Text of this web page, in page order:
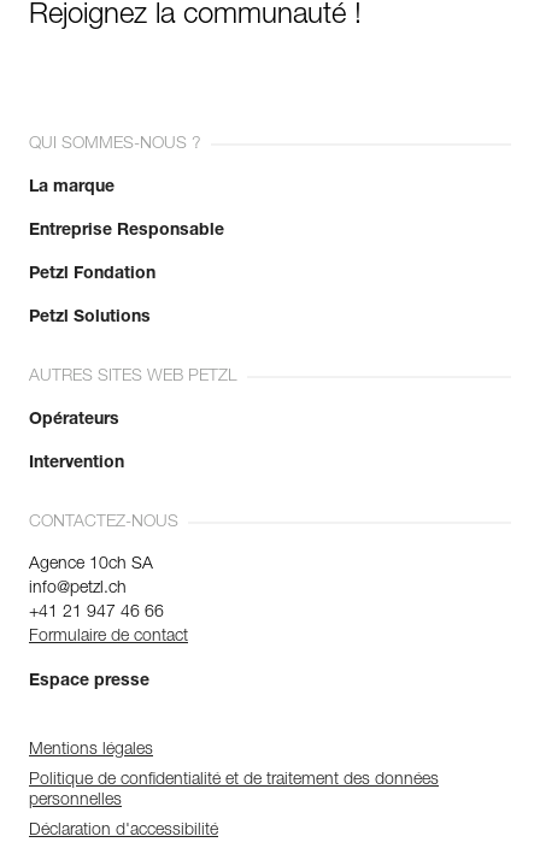
Rejoignez la communauté !
QUI SOMMES-NOUS ?
La marque
Entreprise Responsable
Petzl Fondation
Petzl Solutions
AUTRES SITES WEB PETZL
Opérateurs
Intervention
CONTACTEZ-NOUS
Agence 10ch SA
info@petzl.ch
+41 21 947 46 66
Formulaire de contact
Espace presse
Mentions légales
Politique de confidentialité et de traitement des données
personnelles
Déclaration d'accessibilité